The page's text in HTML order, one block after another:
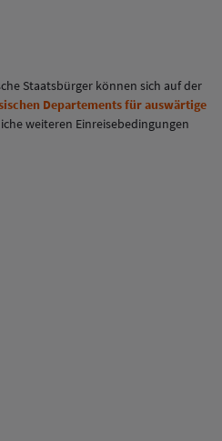
Staatsbürger können sich auf der
Departements für auswärtige
weiteren Einreisebedingungen